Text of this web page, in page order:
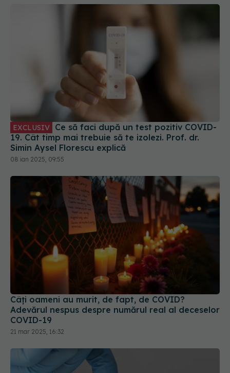
19. Cât timp mai trebuie să te izolezi. Prof. dr.
Simin Aysel Florescu explică
08 ian 2025, 09:55
Câți oameni au murit, de fapt, de COVID?
Adevărul nespus despre numărul real al deceselor
COVID-19
21 mar 2025, 16:32